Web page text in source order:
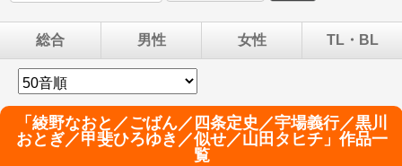
総合 男性 女性 TL・BL
「 綾野なおと／ごばん／四条定史／宇場義行／黒川
おとぎ／甲斐ひろゆき／似せ／山田タヒチ」作品一
覧